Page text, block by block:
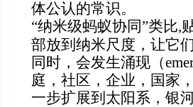
体公认的常识。
“纳米级蚂蚁协同”类比,
部放到纳米尺度，让它
同时，会发生涌现（
庭，社区，企业，国家
一步扩展到太阳系，银